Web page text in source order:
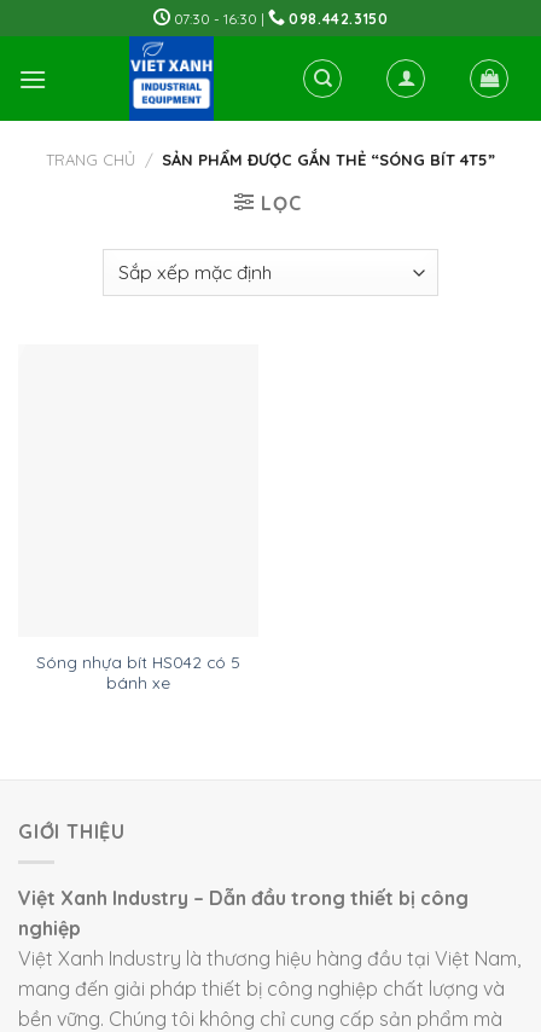
to
content
07:30 - 16:30 | 098.442.3150
TRANG CHỦ / SẢN PHẨM ĐƯỢC GẮN THẺ “SÓNG BÍT 4T5”
LỌC
Sóng nhựa bít HS042 có 5
bánh xe
GIỚI THIỆU
Việt Xanh Industry – Dẫn đầu trong thiết bị công
nghiệp
Việt Xanh Industry là thương hiệu hàng đầu tại Việt Nam,
mang đến giải pháp thiết bị công nghiệp chất lượng và
bền vững. Chúng tôi không chỉ cung cấp sản phẩm mà